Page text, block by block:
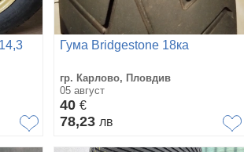
Гума Bridgestone 18ка
гр. Карлово, Пловдив
05 август
40 €
78,23 лв